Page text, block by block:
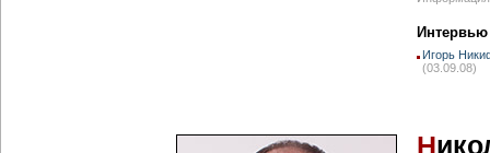
Интервью
Игорь
(03.09.08)
Н